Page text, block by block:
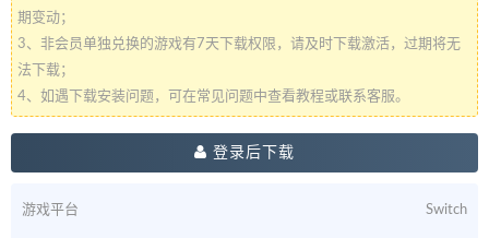
期变动；
3、非会员单独兑换的游戏有7天下载权限，请及时下载激活，过期将无
法下载；
4、如遇下载安装问题，可在常见问题中查看教程或联系客服。
登录后下载
游戏平台 Switch